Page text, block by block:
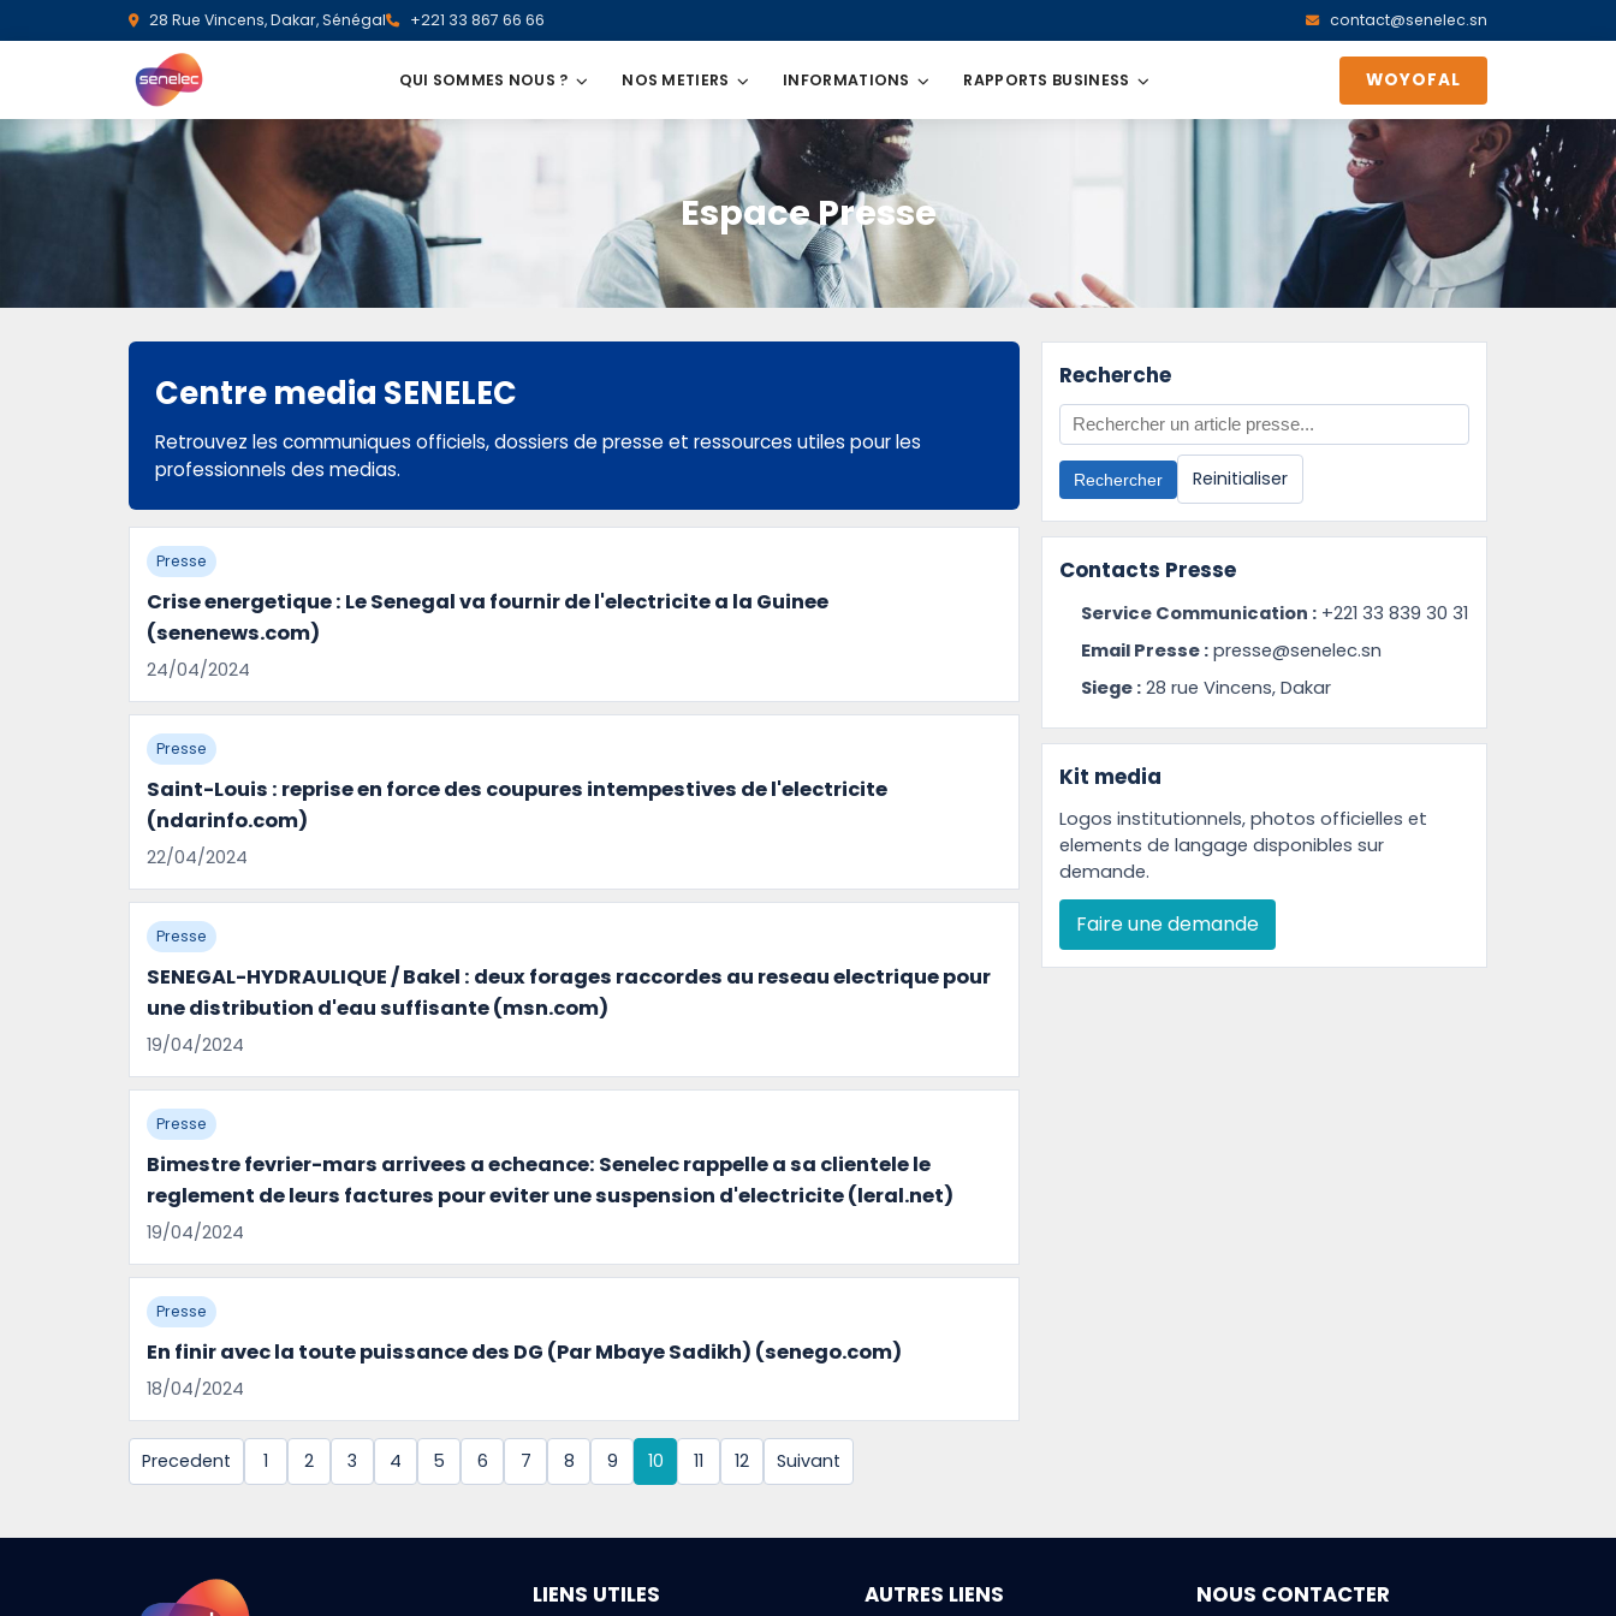
28 Rue Vincens, Dakar, Sénégal +221 33 867 66 66 contact@senelec.sn
QUI SOMMES NOUS ? NOS METIERS INFORMATIONS RAPPORTS BUSINESS WOYOFAL
Espace Presse
Centre media SENELEC
Retrouvez les communiques officiels, dossiers de presse et ressources utiles pour les
professionnels des medias.
Presse
Crise energetique : Le Senegal va fournir de l'electricite a la Guinee
(senenews.com)
24/04/2024
Presse
Saint-Louis : reprise en force des coupures intempestives de l'electricite
(ndarinfo.com)
22/04/2024
Presse
SENEGAL-HYDRAULIQUE / Bakel : deux forages raccordes au reseau electrique pour
une distribution d'eau suffisante (msn.com)
19/04/2024
Presse
Bimestre fevrier-mars arrivees a echeance: Senelec rappelle a sa clientele le
reglement de leurs factures pour eviter une suspension d'electricite (leral.net)
19/04/2024
Presse
En finir avec la toute puissance des DG (Par Mbaye Sadikh) (senego.com)
18/04/2024
Precedent 1 2 3 4 5 6 7 8 9 10 11 12 Suivant
Recherche
Rechercher Reinitialiser
Contacts Presse
Service Communication : +221 33 839 30 31
Email Presse : presse@senelec.sn
Siege : 28 rue Vincens, Dakar
Kit media
Logos institutionnels, photos officielles et
elements de langage disponibles sur
demande.
Faire une demande
LIENS UTILES AUTRES LIENS NOUS CONTACTER